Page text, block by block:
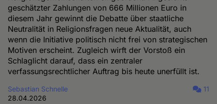
geschätzter Zahlungen von 666 Millionen Euro in
diesem Jahr gewinnt die Debatte über staatliche
Neutralität in Religionsfragen neue Aktualität, auch
wenn die Initiative politisch nicht frei von strategischen
Motiven erscheint. Zugleich wirft der Vorstoß ein
Schlaglicht darauf, dass ein zentraler
verfassungsrechtlicher Auftrag bis heute unerfüllt ist.
Sebastian Schnelle
28.04.2026
11